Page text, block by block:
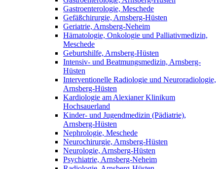
Gastroenterologie, Meschede
Gefäßchirurgie, Arnsberg-Hüsten
Geriatrie, Arnsberg-Neheim
Hämatologie, Onkologie und Palliativmedizin,
Meschede
Geburtshilfe, Arnsberg-Hüsten
Intensiv- und Beatmungsmedizin, Arnsberg-
Hüsten
Interventionelle Radiologie und Neuroradiologie,
Arnsberg-Hüsten
Kardiologie am Alexianer Klinikum
Hochsauerland
Kinder- und Jugendmedizin (Pädiatrie),
Arnsberg-Hüsten
Nephrologie, Meschede
Neurochirurgie, Arnsberg-Hüsten
Neurologie, Arnsberg-Hüsten
Psychiatrie, Arnsberg-Neheim